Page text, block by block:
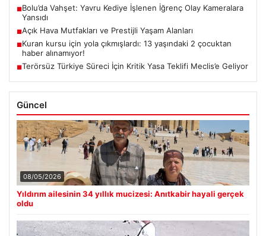
■Bolu’da Vahşet: Yavru Kediye İşlenen İğrenç Olay Kameralara
Yansıdı
■Açık Hava Mutfakları ve Prestijli Yaşam Alanları
■Kuran kursu için yola çıkmışlardı: 13 yaşındaki 2 çocuktan
haber alınamıyor!
■Terörsüz Türkiye Süreci İçin Kritik Yasa Teklifi Meclis’e Geliyor
Güncel
08/05/2026
Yıldırım ailesinin 34 yıllık mucizesi: Anıtkabir hayali gerçek
oldu